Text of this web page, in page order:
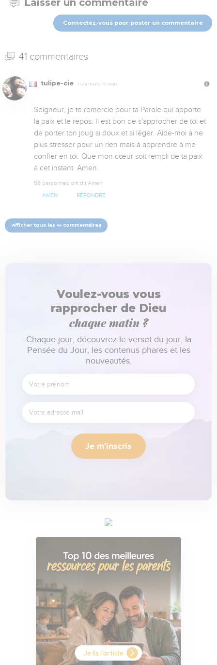
Laisser un commentaire
Connectez-vous pour poster un commentaire
41 commentaires
tulipe-cie Il y a 13 ans, 10 mois
Seigneur, je te remercie pour ta Parole qui apporte
la paix et le repos. Il est bon de s'approcher de toi et
de porter ton joug si doux et si léger. Aide-moi à ne
plus stresser pour un rien mais à apprendre à me
confier en toi. Que mon cœur soit rempli de ta paix
à cet instant. Amen.
58 personnes ont dit Amen
AMEN RÉPONDRE
Afficher tous les 41 commentaires
Voulez-vous vous
rapprocher de Dieu
chaque matin ?
Chaque jour, découvrez le verset du jour, la
Pensée du Jour, les contenus phares et les
nouveautés.
Je m'inscris